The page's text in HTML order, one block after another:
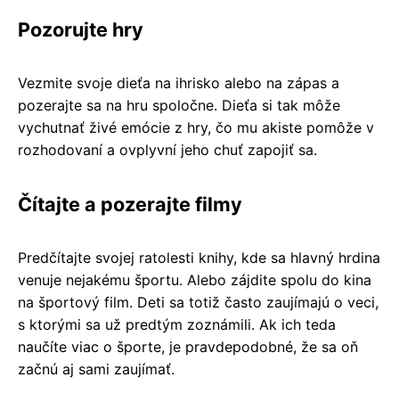
Pozorujte hry
Vezmite svoje dieťa na ihrisko alebo na zápas a
pozerajte sa na hru spoločne. Dieťa si tak môže
vychutnať živé emócie z hry, čo mu akiste pomôže v
rozhodovaní a ovplyvní jeho chuť zapojiť sa.
Čítajte a pozerajte filmy
Predčítajte svojej ratolesti knihy, kde sa hlavný hrdina
venuje nejakému športu. Alebo zájdite spolu do kina
na športový film. Deti sa totiž často zaujímajú o veci,
s ktorými sa už predtým zoznámili. Ak ich teda
naučíte viac o športe, je pravdepodobné, že sa oň
začnú aj sami zaujímať.